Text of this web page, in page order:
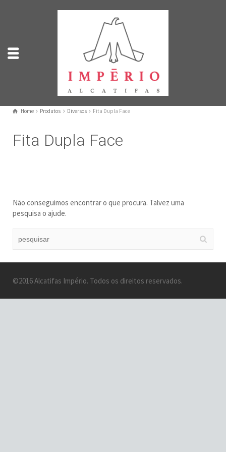
Home Produtos Diversos Fita Dupla Face
Fita Dupla Face
Não conseguimos encontrar o que procura. Talvez uma
pesquisa o ajude.
©2016 Alcatifas Império. Todos os direitos reservados.